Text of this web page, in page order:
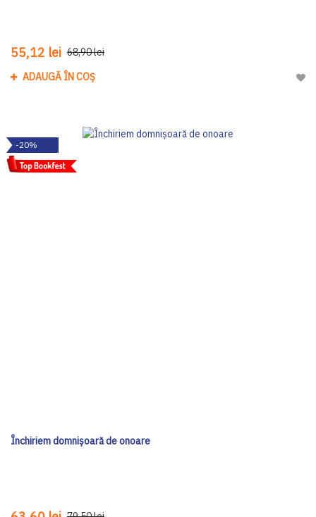
55,12 lei 68,90 lei
ADAUGĂ ÎN COȘ
-20%
Închiriem domnișoară de onoare